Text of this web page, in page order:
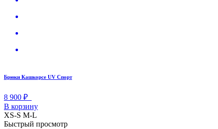
Брюки Кашкорсе UV Спорт
8 900 ₽
В корзину
XS-S M-L
Быстрый просмотр